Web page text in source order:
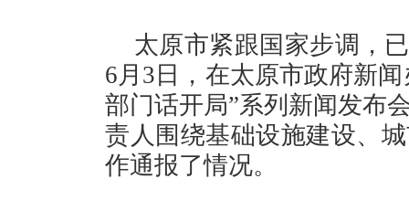
太原市紧跟国家步调，
6月3日，在太原市政府新
部门话开局”系列新闻发布
责人围绕基础设施建设、
作通报了情况。